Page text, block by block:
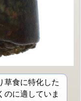
草食に特化した
のに適していま